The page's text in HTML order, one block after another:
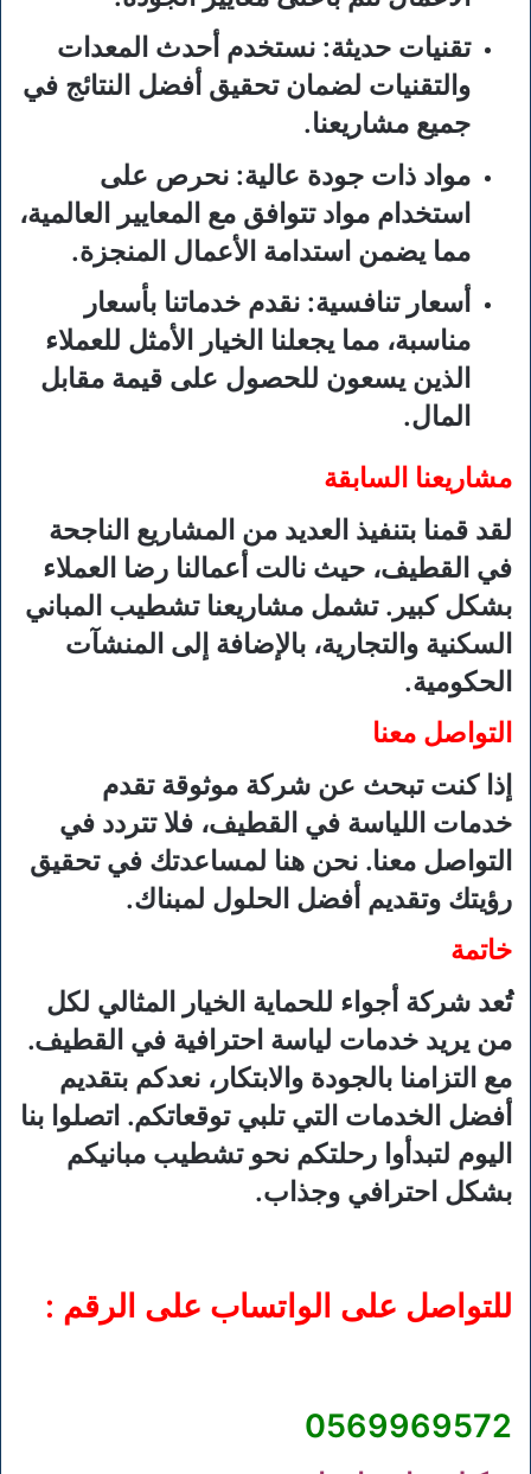
تقنيات حديثة: نستخدم أحدث المعدات
والتقنيات لضمان تحقيق أفضل النتائج في
جميع مشاريعنا.
مواد ذات جودة عالية: نحرص على
استخدام مواد تتوافق مع المعايير العالمية،
مما يضمن استدامة الأعمال المنجزة.
أسعار تنافسية: نقدم خدماتنا بأسعار
مناسبة، مما يجعلنا الخيار الأمثل للعملاء
الذين يسعون للحصول على قيمة مقابل
المال.
مشاريعنا السابقة
لقد قمنا بتنفيذ العديد من المشاريع الناجحة
في القطيف، حيث نالت أعمالنا رضا العملاء
بشكل كبير. تشمل مشاريعنا تشطيب المباني
السكنية والتجارية، بالإضافة إلى المنشآت
الحكومية.
التواصل معنا
إذا كنت تبحث عن شركة موثوقة تقدم
خدمات اللياسة في القطيف، فلا تتردد في
التواصل معنا. نحن هنا لمساعدتك في تحقيق
رؤيتك وتقديم أفضل الحلول لمبناك.
خاتمة
تُعد شركة أجواء للحماية الخيار المثالي لكل
من يريد خدمات لياسة احترافية في القطيف.
مع التزامنا بالجودة والابتكار، نعدكم بتقديم
أفضل الخدمات التي تلبي توقعاتكم. اتصلوا بنا
اليوم لتبدأوا رحلتكم نحو تشطيب مبانيكم
بشكل احترافي وجذاب.
للتواصل على الواتساب على الرقم :
0569969572